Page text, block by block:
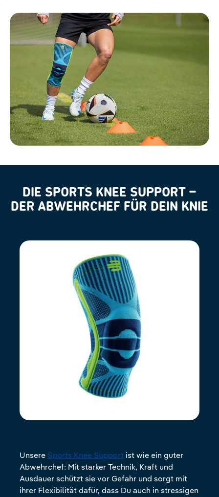
DIE SPORTS KNEE SUPPORT –
DER ABWEHRCHEF FÜR DEIN KNIE
Unsere Sports Knee Support ist wie ein guter
Abwehrchef: Mit starker Technik, Kraft und
Ausdauer schützt sie vor Gefahr und sorgt mit
ihrer Flexibilität dafür, dass Du auch in stressigen